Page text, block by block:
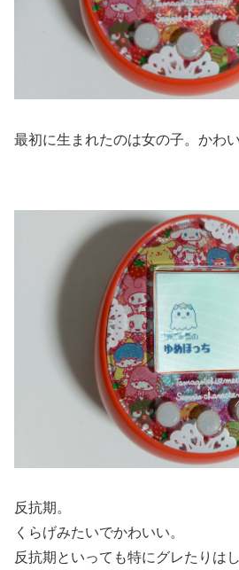
最初に生まれたのは女の子。かわい
反抗期。
くらげみたいでかわいい。
反抗期といっても特にグレたりは